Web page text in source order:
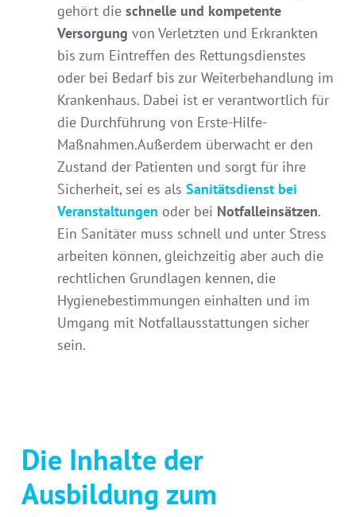
gehört die schnelle und kompetente
Versorgung von Verletzten und Erkrankten
bis zum Eintreffen des Rettungsdienstes
oder bei Bedarf bis zur Weiterbehandlung im
Krankenhaus. Dabei ist er verantwortlich für
die Durchführung von Erste-Hilfe-
Maßnahmen.Außerdem überwacht er den
Zustand der Patienten und sorgt für ihre
Sicherheit, sei es als Sanitätsdienst bei
Veranstaltungen oder bei Notfalleinsätzen.
Ein Sanitäter muss schnell und unter Stress
arbeiten können, gleichzeitig aber auch die
rechtlichen Grundlagen kennen, die
Hygienebestimmungen einhalten und im
Umgang mit Notfallausstattungen sicher
sein.
Die Inhalte der
Ausbildung zum